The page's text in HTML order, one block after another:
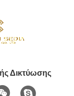
Δικτύωσης